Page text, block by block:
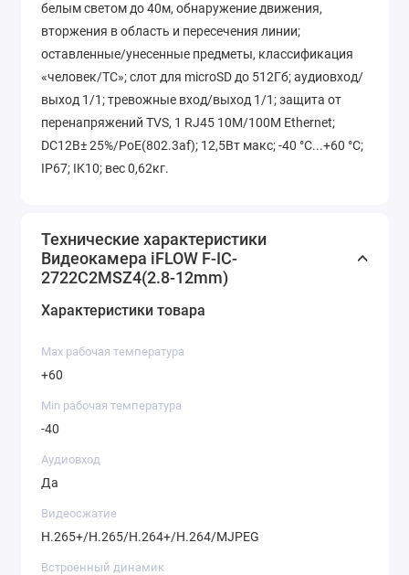
белым светом до 40м, обнаружение движения,
вторжения в область и пересечения линии;
оставленные/унесенные предметы, классификация
«человек/ТС»; слот для microSD до 512Гб; аудиовход/
выход 1/1; тревожные вход/выход 1/1; защита от
перенапряжений TVS, 1 RJ45 10M/100M Ethernet;
DC12В± 25%/PoE(802.3af); 12,5Вт макс; -40 °C...+60 °C;
IP67; IK10; вес 0,62кг.
Технические характеристики
Видеокамера iFLOW F-IC-
2722C2MSZ4(2.8-12mm)
Характеристики товара
Max рабочая температура
+60
Min рабочая температура
-40
Аудиовход
Да
Видеосжатие
H.265+/H.265/H.264+/H.264/MJPEG
Встроенный динамик